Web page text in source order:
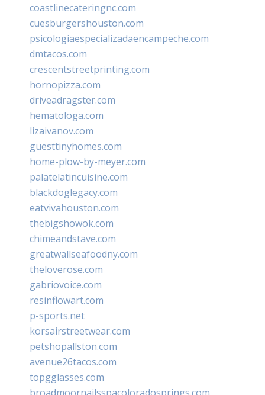
coastlinecateringnc.com
cuesburgershouston.com
psicologiaespecializadaencampeche.com
dmtacos.com
crescentstreetprinting.com
hornopizza.com
driveadragster.com
hematologa.com
lizaivanov.com
guesttinyhomes.com
home-plow-by-meyer.com
palatelatincuisine.com
blackdoglegacy.com
eatvivahouston.com
thebigshowok.com
chimeandstave.com
greatwallseafoodny.com
theloverose.com
gabriovoice.com
resinflowart.com
p-sports.net
korsairstreetwear.com
petshopallston.com
avenue26tacos.com
topgglasses.com